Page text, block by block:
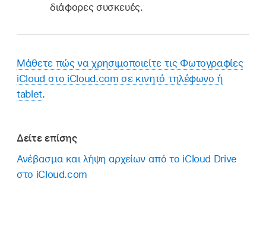
διάφορες συσκευές.
Μάθετε πώς να χρησιμοποιείτε τις Φωτογραφίες
iCloud στο iCloud.com σε κινητό τηλέφωνο ή
tablet.
Δείτε επίσης
Ανέβασμα και λήψη αρχείων από το iCloud Drive
στο iCloud.com